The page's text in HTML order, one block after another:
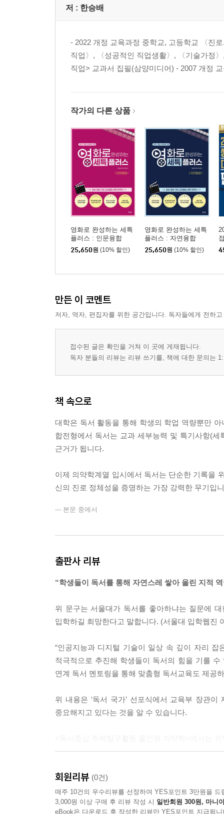
저 : 한승배
- 2022 개정 교육과정 중학교, 고등학교 〈진
직업〉, 〈성공적인 직업생활〉, 〈기술가정
직업> 교과서 집필(삼양미디어) - 2007 개정
작가의 다른 상품
영화로 완성하는 세특
플러스 : 인문융합
25,650원 (10% 할인)
영화로 완성하는 세특
플러스 : 자연융합
25,650원 (10% 할인)
만든 이 코멘트
저자, 역자, 편집자를 위한 공간입니다. 독자들에게 전하
접수된 글은 확인을 거쳐 이 곳에 게재됩니다.
독자 분들의 리뷰는 리뷰 쓰기를, 책에 대한 문의는
책 속으로
대학은 독서 활동을 통해 학생의 학업 역량뿐만
합전형에서 독서는 교과 세부능력 및 특기사항(
근거가 됩니다.
이제 의약학계열 입시에서 독서는 단순한 기록을
신의 진로 정체성을 증명하는 가장 강력한 무기입
--- 본문 중에서
출판사 리뷰
“학생들이 독서를 통해 자연스레 쌓아 올린 지적
위 문구는 서울대가 독서를 좋아하냐는 질문에
입학하길 희망한다고 말합니다. (서울대 입학웹진
“인공지능과 디지털 기술이 일상 속 깊이 자리
적극적으로 추진해 학생들이 독서의 힘을 기를
연계 독서 멘토링을 통해 맞춤형 독서교육도 제공
위 내용은 ‘독서 국가’ 선포식에서 교육부 장관
중요해지고 있다는 것을 알 수 있습니다.
- 추천도서의 내용 소개 및 사고 확장의 체크리스트
- 탐구, 토론 주제 추천과 세부 내용 제시
- 후속 활동 지원을 위한 연계 도서, 논문, 미디어
회원리뷰 (0건)
매주 10건의 우수리뷰를 선정하여 YES포인트 3만원을 드
3,000원 이상 구매 후 리뷰 작성 시 일반회원 300원, 마니
eBook은 다운로드 후 작성한 리뷰만 YES포인트 지급됩니